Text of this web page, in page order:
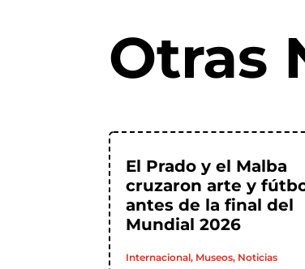
Otras
El Prado y el Malba
cruzaron arte y
antes de la final del
Mundial 2026
Internacional, Museos, Noticias